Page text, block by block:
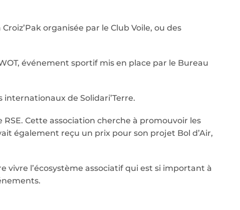
organisée par le Club Voile, ou des
événement sportif mis en place par le Bureau
de Solidari’Terre.
RSE. Cette association cherche à promouvoir les
également reçu un prix pour son projet Bol d’Air,
vivre l’écosystème associatif qui est si important à